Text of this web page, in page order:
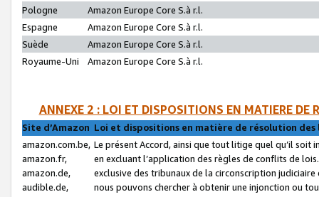
Pologne
Amazon Europe Core S.à r.l.
Espagne
Amazon Europe Core S.à r.l.
Suède
Amazon Europe Core S.à r.l.
Royaume-Uni
Amazon Europe Core S.à r.l.
ANNEXE 2 : LOI ET DISPOSITIONS EN MATIERE DE
Site d’Amazon Loi et dispositions en matière de résolution
amazon.com.be,
amazon.fr,
amazon.de,
audible.de,
Le présent Accord, ainsi que tout litige quel qu’il soit
en excluant l’application des règles de conflits de
exclusive des tribunaux de la circonscription
nous pouvons chercher à obtenir une injonction ou